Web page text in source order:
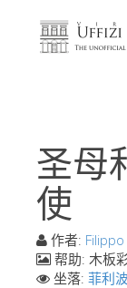
圣母
使
作者:
帮助: 木板
坐落: 菲利